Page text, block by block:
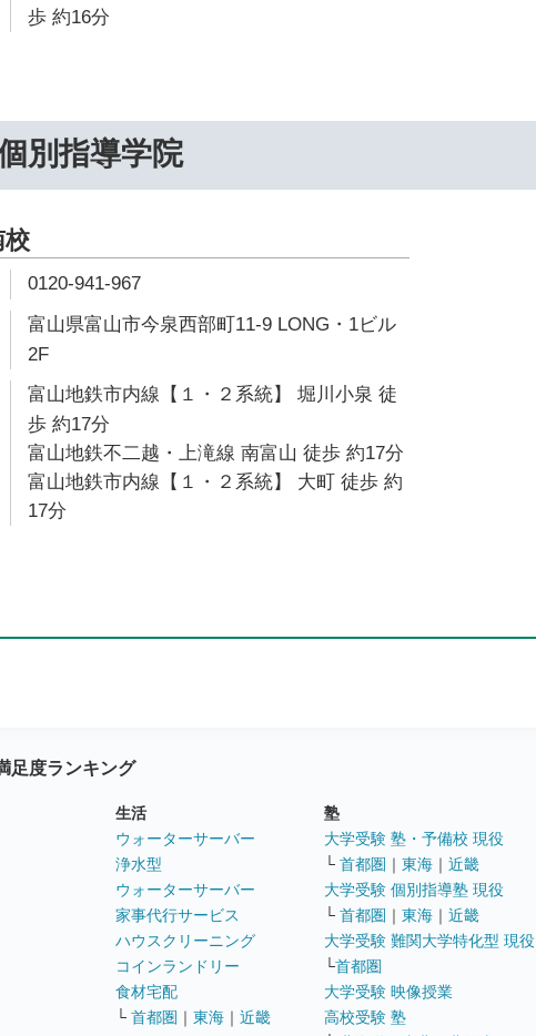
歩 約16分
別指導学院
校
0120-941-967
富山県富山市今泉西部町11-9 LONG・1ビル
2F
富山地鉄市内線【１・２系統】 堀川小泉 徒
歩 約17分
富山地鉄不二越・上滝線 南富山 徒歩 約17分
富山地鉄市内線【１・２系統】 大町 徒歩 約
17分
足度ランキング
生活
ウォーターサーバー
浄水型
ウォーターサーバー
家事代行サービス
ハウスクリーニング
コインランドリー
食材宅配
└ 首都圏 ｜ 東海 ｜ 近畿
塾
大学受験 塾・予備校 現役
└ 首都圏 ｜ 東海 ｜ 近畿
大学受験 個別指導塾 現役
└ 首都圏 ｜ 東海 ｜ 近畿
大学受験 難関大学特化型 現役
└首都圏
大学受験 映像授業
高校受験 塾